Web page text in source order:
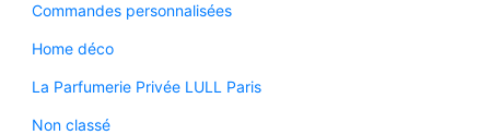
Commandes personnalisées
Home déco
La Parfumerie Privée LULL Paris
Non classé